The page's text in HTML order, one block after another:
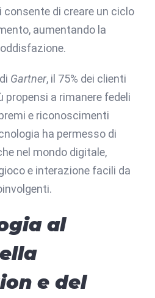
di creare un ciclo
aumentando la
Gartner, il 75% dei clienti
propensi a rimanere fedeli
e riconoscimenti
ha permesso di
nel mondo digitale,
e interazione facili da
al
e del